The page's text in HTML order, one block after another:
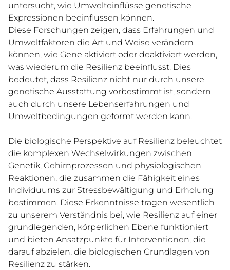
untersucht, wie Umwelteinflüsse genetische
Expressionen beeinflussen können.
Diese Forschungen zeigen, dass Erfahrungen und
Umweltfaktoren die Art und Weise verändern
können, wie Gene aktiviert oder deaktiviert werden,
was wiederum die Resilienz beeinflusst. Dies
bedeutet, dass Resilienz nicht nur durch unsere
genetische Ausstattung vorbestimmt ist, sondern
auch durch unsere Lebenserfahrungen und
Umweltbedingungen geformt werden kann.
Die biologische Perspektive auf Resilienz beleuchtet
die komplexen Wechselwirkungen zwischen
Genetik, Gehirnprozessen und physiologischen
Reaktionen, die zusammen die Fähigkeit eines
Individuums zur Stressbewältigung und Erholung
bestimmen. Diese Erkenntnisse tragen wesentlich
zu unserem Verständnis bei, wie Resilienz auf einer
grundlegenden, körperlichen Ebene funktioniert
und bieten Ansatzpunkte für Interventionen, die
darauf abzielen, die biologischen Grundlagen von
Resilienz zu stärken.